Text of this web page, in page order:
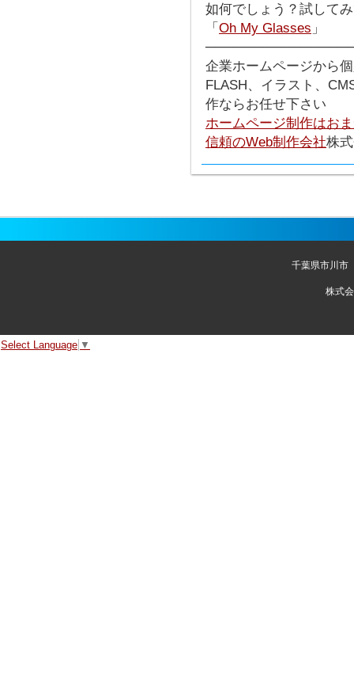
如何でしょう？試して
「 Oh My Glasses 」
企業ホームページから
FLASH、イラスト、
作ならお任せ下さい
ホームページ制作はお
信頼のWeb制作会社株
千葉県市川市
株式
Select Language ▼